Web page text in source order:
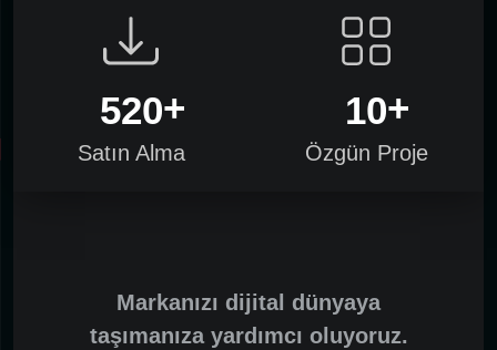
520
Satın Alma
10
Özgün Proje
Markanızı dijital dünyaya
taşımanıza yardımcı oluyoruz.